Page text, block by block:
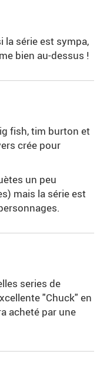
la série est sympa,
bien au-dessus !
fish, tim burton et
crée pour
un peu
mais la série est
series de
"Chuck" en
acheté par une